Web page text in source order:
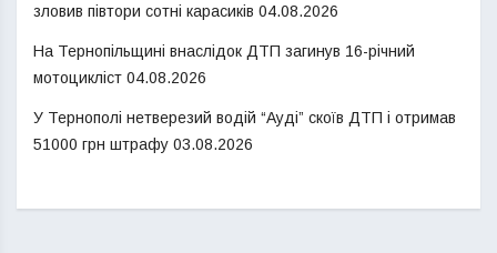
зловив півтори сотні карасиків 04.08.2026
На Тернопільщині внаслідок ДТП загинув 16-річний
мотоцикліст 04.08.2026
У Тернополі нетверезий водій “Ауді” скоїв ДТП і отримав
51000 грн штрафу 03.08.2026